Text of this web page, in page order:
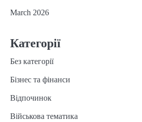
March 2026
Категорії
Без категорії
Бізнес та фінанси
Відпочинок
Військова тематика